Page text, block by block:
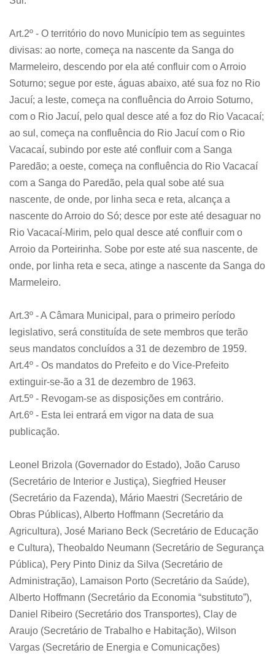
Art.2º - O território do novo Município tem as seguintes
divisas: ao norte, começa na nascente da Sanga do
Marmeleiro, descendo por ela até confluir com o Arroio
Soturno; segue por este, águas abaixo, até sua foz no Rio
Jacuí; a leste, começa na confluência do Arroio Soturno,
com o Rio Jacuí, pelo qual desce até a foz do Rio Vacacaí;
ao sul, começa na confluência do Rio Jacuí com o Rio
Vacacaí, subindo por este até confluir com a Sanga
Paredão; a oeste, começa na confluência do Rio Vacacaí
com a Sanga do Paredão, pela qual sobe até sua
nascente, de onde, por linha seca e reta, alcança a
nascente do Arroio do Só; desce por este até desaguar no
Rio Vacacaí-Mirim, pelo qual desce até confluir com o
Arroio da Porteirinha. Sobe por este até sua nascente, de
onde, por linha reta e seca, atinge a nascente da Sanga do
Marmeleiro.
Art.3º - A Câmara Municipal, para o primeiro período
legislativo, será constituída de sete membros que terão
seus mandatos concluídos a 31 de dezembro de 1959.
Art.4º - Os mandatos do Prefeito e do Vice-Prefeito
extinguir-se-ão a 31 de dezembro de 1963.
Art.5º - Revogam-se as disposições em contrário.
Art.6º - Esta lei entrará em vigor na data de sua
publicação.
Leonel Brizola (Governador do Estado), João Caruso
(Secretário de Interior e Justiça), Siegfried Heuser
(Secretário da Fazenda), Mário Maestri (Secretário de
Obras Públicas), Alberto Hoffmann (Secretário da
Agricultura), José Mariano Beck (Secretário de Educação
e Cultura), Theobaldo Neumann (Secretário de Segurança
Pública), Pery Pinto Diniz da Silva (Secretário de
Administração), Lamaison Porto (Secretário da Saúde),
Alberto Hoffmann (Secretário da Economia “substituto”),
Daniel Ribeiro (Secretário dos Transportes), Clay de
Araujo (Secretário de Trabalho e Habitação), Wilson
Vargas (Secretário de Energia e Comunicações)